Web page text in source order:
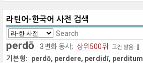
라틴어-한국어 사전 검색
perdō 3변화 동사; 상위500위 고전 발음: []
기본형: perdō, perdere, perdidī, perditum